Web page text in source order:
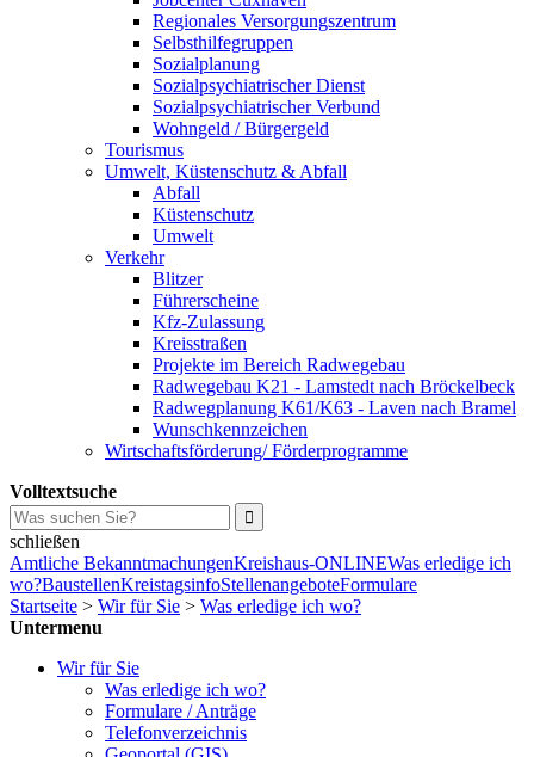
Regionales Versorgungszentrum
Selbsthilfegruppen
Sozialplanung
Sozialpsychiatrischer Dienst
Sozialpsychiatrischer Verbund
Wohngeld / Bürgergeld
Tourismus
Umwelt, Küstenschutz & Abfall
Abfall
Küstenschutz
Umwelt
Verkehr
Blitzer
Führerscheine
Kfz-Zulassung
Kreisstraßen
Projekte im Bereich Radwegebau
Radwegebau K21 - Lamstedt nach Bröckelbeck
Radwegplanung K61/K63 - Laven nach Bramel
Wunschkennzeichen
Wirtschaftsförderung/ Förderprogramme
Volltextsuche
schließen
Amtliche BekanntmachungenKreishaus-ONLINEWas erledige ich
wo?BaustellenKreistagsinfoStellenangeboteFormulare
Startseite > Wir für Sie > Was erledige ich wo?
Untermenu
Wir für Sie
Was erledige ich wo?
Formulare / Anträge
Telefonverzeichnis